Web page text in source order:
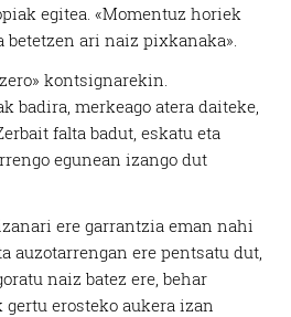
egitea. «Momentuz horiek
ari naiz pixkanaka».
kontsignarekin.
badira, merkeago atera daiteke,
falta badut, eskatu eta
egunean izango dut
ere garrantzia eman nahi
auzotarrengan ere pentsatu dut,
naiz batez ere, behar
erosteko aukera izan